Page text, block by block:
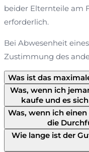
beider Elternteile am
erforderlich.
Bei Abwesenheit
Zustimmung des
Was ist das
Was, wenn ich
kaufe und es
Was, wenn ich
die
Wie lange ist der